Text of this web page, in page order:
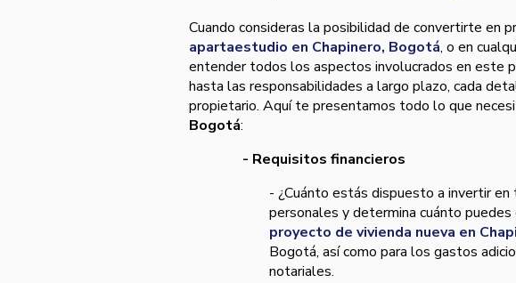
Cuando consideras la posibilidad de convertirte en
apartaestudio en Chapinero, Bogotá, o en
entender todos los aspectos involucrados en este
hasta las responsabilidades a largo plazo, cada
propietario. Aquí te presentamos todo lo que
Bogotá:
- Requisitos financieros
- ¿Cuánto estás dispuesto a invertir
personales y determina cuánto
proyecto de vivienda nueva en
Bogotá, así como para los gastos
notariales.